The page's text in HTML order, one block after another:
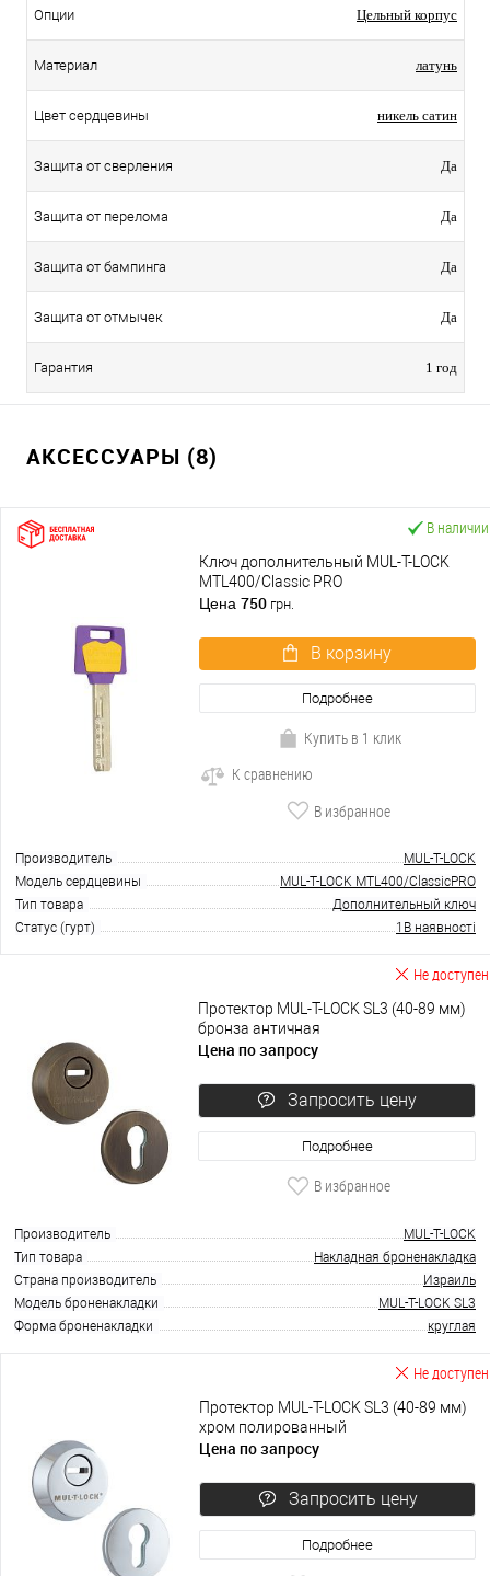
Опции Цельный корпус
Материал латунь
Цвет сердцевины никель сатин
Защита от сверления Да
Защита от перелома Да
Защита от бампинга Да
Защита от отмычек Да
Гарантия 1 год
АКСЕССУАРЫ (8)
В наличии
Ключ дополнительный MUL-T-LOCK
MTL400/Classic PRO
Цена 750 грн.
В корзину
Подробнее
Купить в 1 клик
К сравнению
В избранное
Производитель
MUL-T-LOCK
Модель сердцевины
MUL-T-LOCK MTL400/ClassicPRO
Тип товара
Дополнительный ключ
Статус (гурт)
1В наявності
Не доступен
Протектор MUL-T-LOCK SL3 (40-89 мм)
бронза античная
Цена по запросу
Запросить цену
Подробнее
В избранное
Производитель
MUL-T-LOCK
Тип товара
Накладная броненакладка
Страна производитель
Израиль
Модель броненакладки
MUL-T-LOCK SL3
Форма броненакладки
круглая
Не доступен
Протектор MUL-T-LOCK SL3 (40-89 мм)
хром полированный
Цена по запросу
Запросить цену
Подробнее